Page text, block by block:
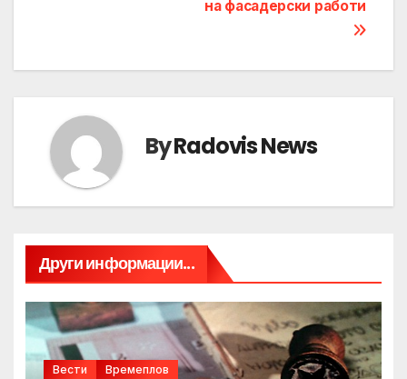
на фасадерски работи
ByRadovis News
Други информации...
Вести Времеплов